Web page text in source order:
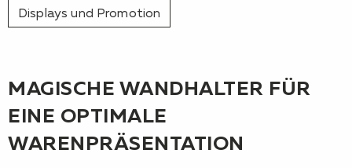
Displays und Promotion
MAGISCHE WANDHALTER FÜR
EINE OPTIMALE
WARENPRÄSENTATION